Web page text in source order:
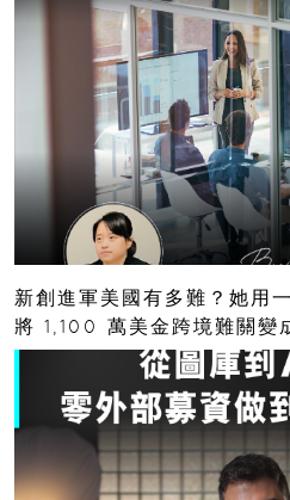
新創進軍美國有多難？她用
將 1,100 萬美金跨境難關變